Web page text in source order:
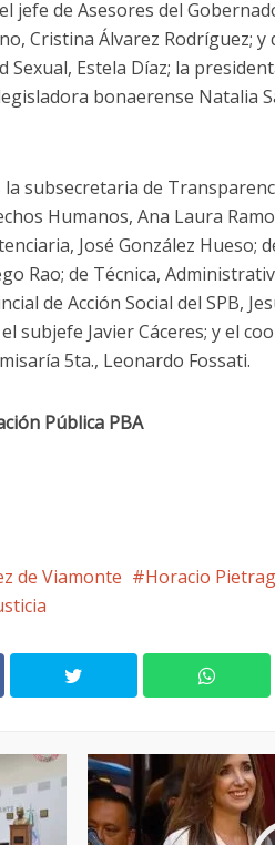
jefe de Asesores del
Cristina Álvarez Rodríguez; y
Sexual, Estela Díaz; la
bonaerense Natalia
subsecretaria de
Humanos, Ana Laura
José González Hueso;
Rao; de Técnica,
de Acción Social del SPB,
subjefe Javier Cáceres; y el
5ta., Leonardo Fossati.
Pública PBA
de Viamonte Horacio